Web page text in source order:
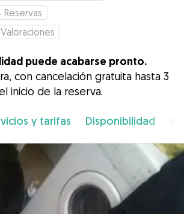
Reservas
Valoraciones
puede acabarse pronto.
con cancelación gratuita hasta 3
inicio de la reserva.
y tarifas Disponibilidad